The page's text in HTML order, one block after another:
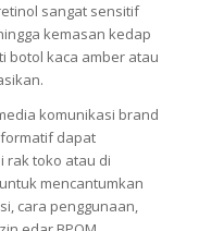
sangat sensitif
kemasan kedap
botol kaca amber atau
komunikasi brand
dapat
rak toko atau di
mencantumkan
cara penggunaan,